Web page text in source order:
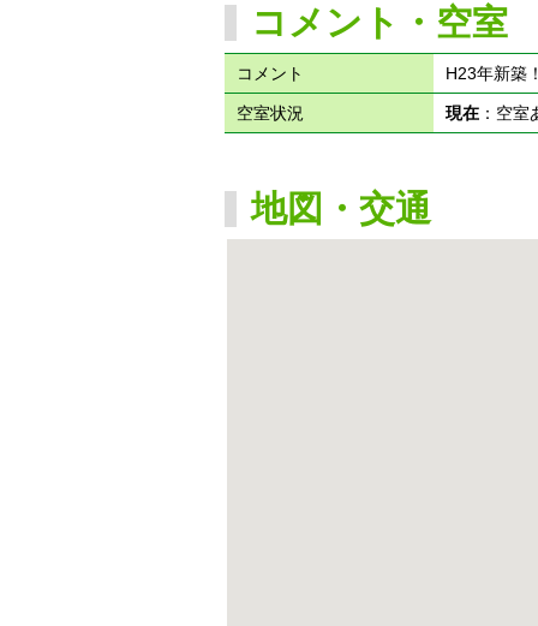
コメント・空室
コメント H23年新築
空室状況 現在：空
地図・交通